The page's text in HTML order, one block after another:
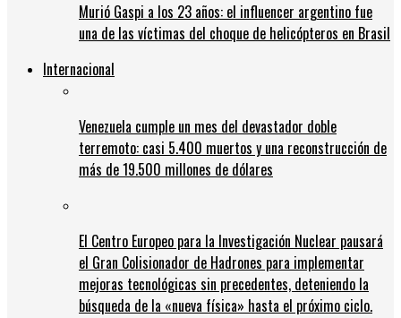
Murió Gaspi a los 23 años: el influencer argentino fue
una de las víctimas del choque de helicópteros en Brasil
Internacional
Venezuela cumple un mes del devastador doble
terremoto: casi 5.400 muertos y una reconstrucción de
más de 19.500 millones de dólares
El Centro Europeo para la Investigación Nuclear pausará
el Gran Colisionador de Hadrones para implementar
mejoras tecnológicas sin precedentes, deteniendo la
búsqueda de la «nueva física» hasta el próximo ciclo.